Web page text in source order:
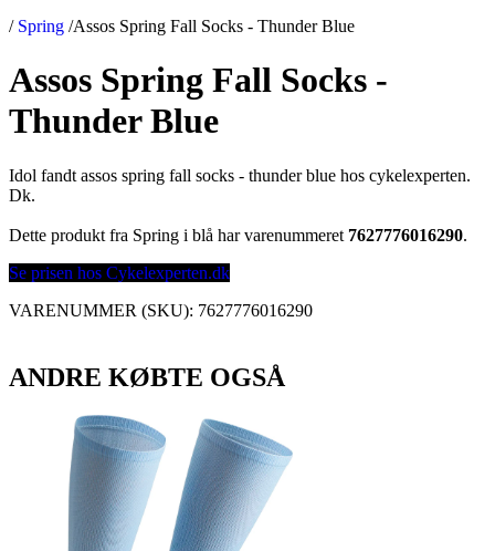
/ Spring /Assos Spring Fall Socks - Thunder Blue
Assos Spring Fall Socks -
Thunder Blue
Idol fandt assos spring fall socks - thunder blue hos cykelexperten.
Dk.
Dette produkt fra Spring i blå har varenummeret 7627776016290.
Se prisen hos Cykelexperten.dk
VARENUMMER (SKU): 7627776016290
ANDRE KØBTE OGSÅ